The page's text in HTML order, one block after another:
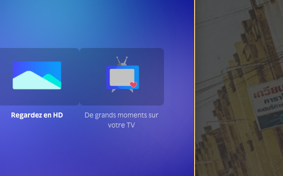
Regardez en HD
De grands moments sur
votre TV